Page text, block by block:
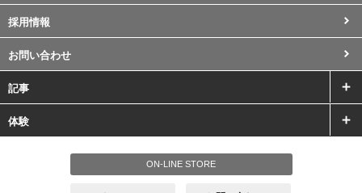
採用情報
お問い合わせ
記事
体験
ON-LINE STORE